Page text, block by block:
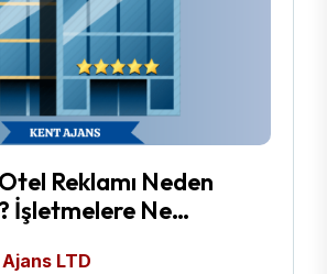
Reklamı Neden
İşletmelere Ne
LTD